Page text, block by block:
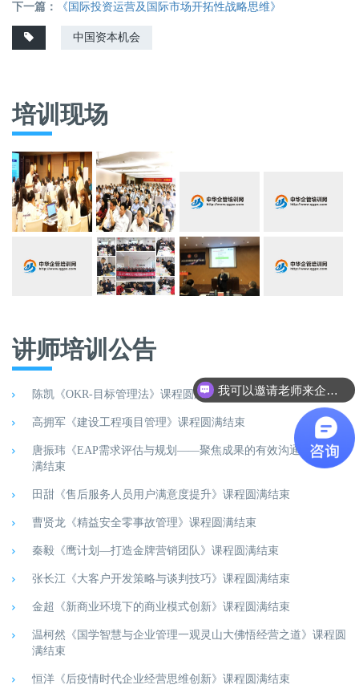
下一篇：
《国际投资运营及国际市场开拓性战略思维》
中国资本机会
培训现场
讲师培训公告
陈凯《OKR-目标管理法》课程圆满结束
高拥军《建设工程项目管理》课程圆满结束
唐振玮《EAP需求评估与规划——聚焦成果的有效沟通》课程圆
满结束
田甜《售后服务人员用户满意度提升》课程圆满结束
曹贤龙《精益安全零事故管理》课程圆满结束
秦毅《鹰计划—打造金牌营销团队》课程圆满结束
张长江《大客户开发策略与谈判技巧》课程圆满结束
金超《新商业环境下的商业模式创新》课程圆满结束
温柯然《国学智慧与企业管理一观灵山大佛悟经营之道》课程圆
满结束
恒洋《后疫情时代企业经营思维创新》课程圆满结束
邀请老师是怎么联系呢？